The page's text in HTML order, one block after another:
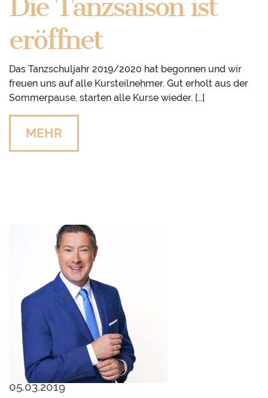
Die Tanzsaison ist
eröffnet
Das Tanzschuljahr 2019/2020 hat begonnen und wir
freuen uns auf alle Kursteilnehmer. Gut erholt aus der
Sommerpause, starten alle Kurse wieder. […]
MEHR
05.03.2019